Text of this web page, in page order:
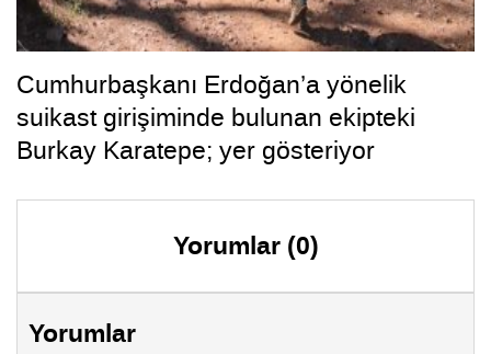
Cumhurbaşkanı Erdoğan’a yönelik
suikast girişiminde bulunan ekipteki
Burkay Karatepe; yer gösteriyor
Yorumlar (0)
Yorumlar